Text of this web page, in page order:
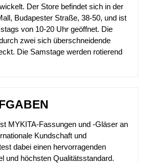
Der Store befindet sich in der
Budapester Straße, 38-50, und ist
von 10-20 Uhr geöffnet. Die
zwei sich überschneidende
Die Samstage werden rotierend
MYKITA-Fassungen und -Gläser an
Kundschaft und
dabei einen hervorragenden
und höchsten Qualitätsstandard.